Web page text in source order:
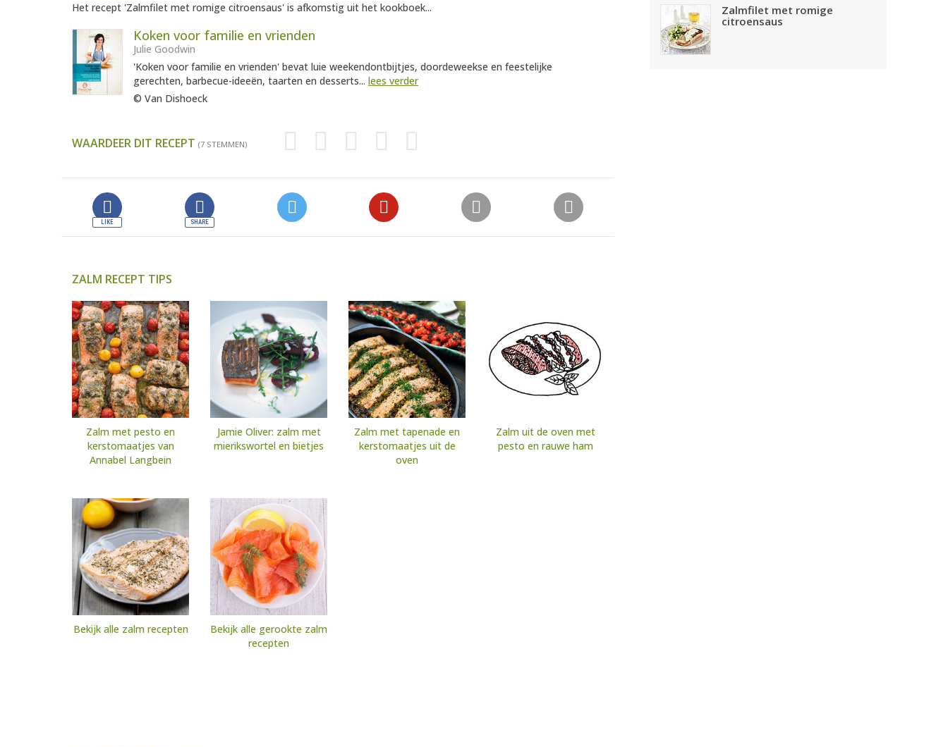
Het recept 'Zalmfilet met romige citroensaus' is afkomstig uit het kookboek...
Koken voor familie en vrienden
Julie Goodwin
'Koken voor familie en vrienden' bevat luie weekendontbijtjes, doordeweekse en feestelijke
gerechten, barbecue-ideeën, taarten en desserts... lees verder
© Van Dishoeck
WAARDEER DIT RECEPT (7 STEMMEN)
ZALM RECEPT TIPS
Zalm met pesto en
kerstomaatjes van
Annabel Langbein
Jamie Oliver: zalm met
mierikswortel en bietjes
Zalm met tapenade en
kerstomaatjes uit de
oven
Zalm uit de oven met
pesto en rauwe ham
Bekijk alle zalm recepten
Bekijk alle gerookte zalm
recepten
Zalmfilet met romige
citroensaus